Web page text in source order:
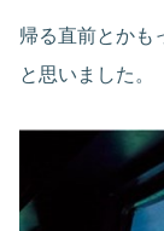
帰る直前とかも
と思いました。